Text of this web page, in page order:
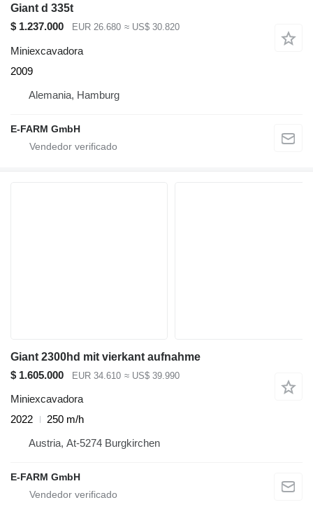
Giant d 335t
$ 1.237.000
EUR 26.680 ≈ US$ 30.820
Miniexcavadora
2009
Alemania, Hamburg
E-FARM GmbH
Giant 2300hd mit vierkant aufnahme
$ 1.605.000
EUR 34.610 ≈ US$ 39.990
Miniexcavadora
2022
250 m/h
Austria, At-5274 Burgkirchen
E-FARM GmbH